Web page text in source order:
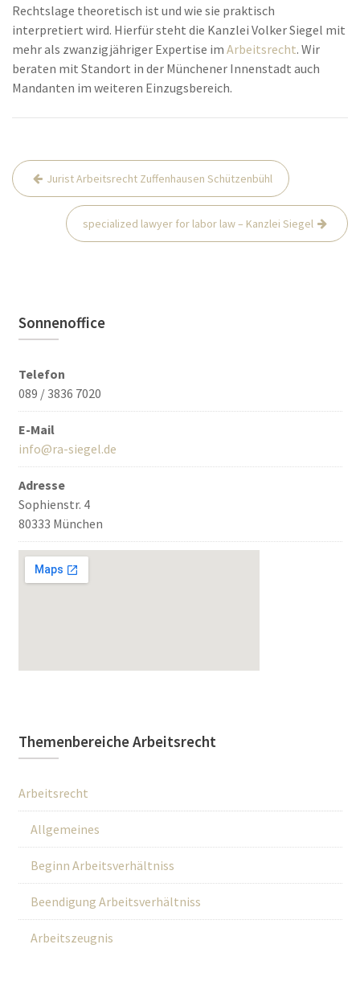
Rechtslage theoretisch ist und wie sie praktisch
interpretiert wird. Hierfür steht die Kanzlei Volker Siegel mit
mehr als zwanzigjähriger Expertise im Arbeitsrecht. Wir
beraten mit Standort in der Münchener Innenstadt auch
Mandanten im weiteren Einzugsbereich.
Beitrags-
Navigation
Jurist Arbeitsrecht Zuffenhausen Schützenbühl
specialized lawyer for labor law – Kanzlei Siegel
Sonnenoffice
Telefon
089 / 3836 7020
E-Mail
info@ra-siegel.de
Adresse
Sophienstr. 4
80333 München
Themenbereiche Arbeitsrecht
Arbeitsrecht
Allgemeines
Beginn Arbeitsverhältniss
Beendigung Arbeitsverhältniss
Arbeitszeugnis